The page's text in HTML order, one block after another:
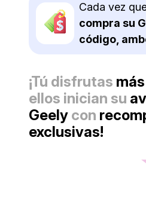
Cada vez
compra su
código,
¡Tú disfrutas
ellos inician su
Geely con
exclusivas!